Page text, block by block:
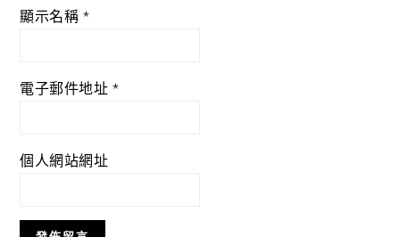
顯示名稱 *
電子郵件地址 *
個人網站網址